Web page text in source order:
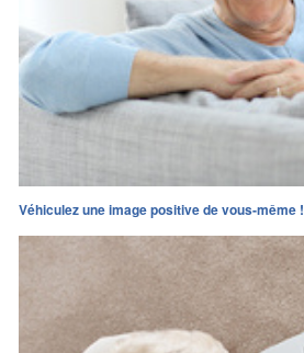
Véhiculez une image positive de vous-même !